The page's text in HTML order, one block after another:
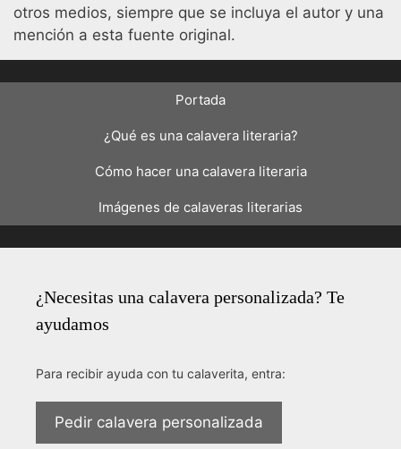
otros medios, siempre que se incluya el autor y una
mención a esta fuente original.
Portada
¿Qué es una calavera literaria?
Cómo hacer una calavera literaria
Imágenes de calaveras literarias
¿Necesitas una calavera personalizada? Te
ayudamos
Para recibir ayuda con tu calaverita, entra:
Pedir calavera personalizada